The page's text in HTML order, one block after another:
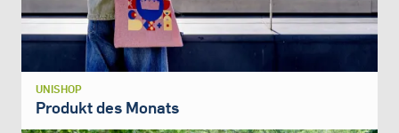
UNISHOP
Produkt des Monats